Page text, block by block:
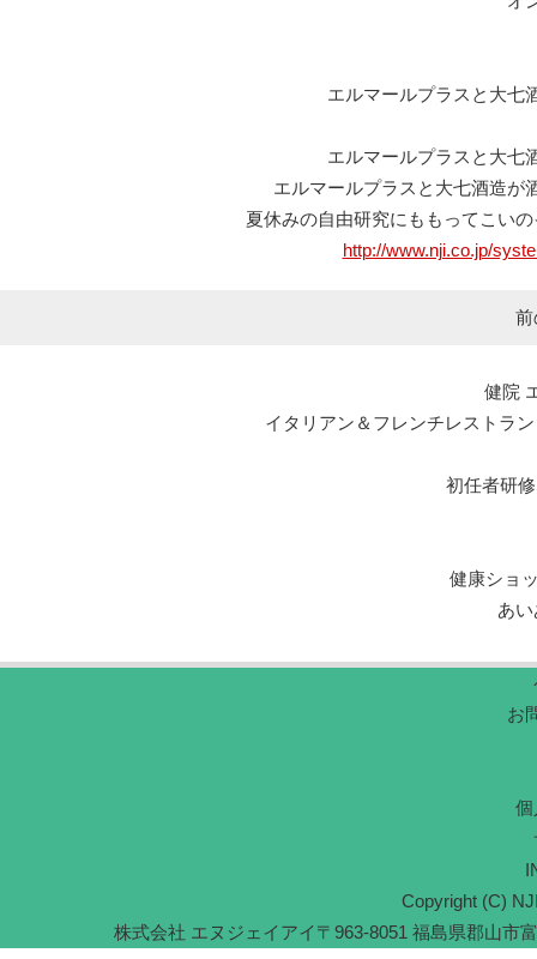
エルマールプラスと大七
エルマールプラスと大七
エルマールプラスと大七酒造が
夏休みの自由研究にももってこい
http://www.nji.co.jp/
前
健院
イタリアン＆フレンチレストラ
初任者研修
健康ショ
あ
お
個
Copyright (C)
株式会社 エヌジェイアイ〒963-8051 福島県郡山市